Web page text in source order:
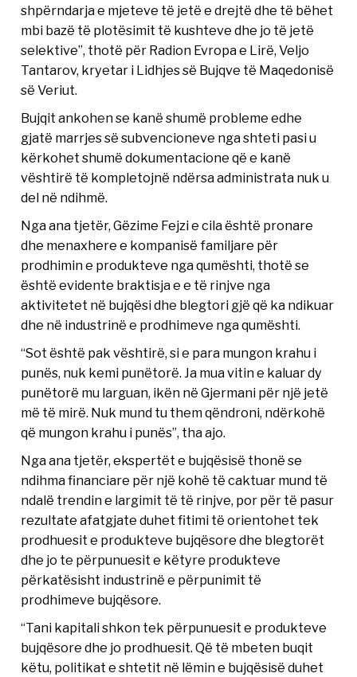
shpërndarja e mjeteve të jetë e drejtë dhe të bëhet
mbi bazë të plotësimit të kushteve dhe jo të jetë
selektive”, thotë për Radion Evropa e Lirë, Veljo
Tantarov, kryetar i Lidhjes së Bujqve të Maqedonisë
së Veriut.
Bujqit ankohen se kanë shumë probleme edhe
gjatë marrjes së subvencioneve nga shteti pasi u
kërkohet shumë dokumentacione që e kanë
vështirë të kompletojnë ndërsa administrata nuk u
del në ndihmë.
Nga ana tjetër, Gëzime Fejzi e cila është pronare
dhe menaxhere e kompanisë familjare për
prodhimin e produkteve nga qumështi, thotë se
është evidente braktisja e e të rinjve nga
aktivitetet në bujqësi dhe blegtori gjë që ka ndikuar
dhe në industrinë e prodhimeve nga qumështi.
“Sot është pak vështirë, si e para mungon krahu i
punës, nuk kemi punëtorë. Ja mua vitin e kaluar dy
punëtorë mu larguan, ikën në Gjermani për një jetë
më të mirë. Nuk mund tu them qëndroni, ndërkohë
që mungon krahu i punës”, tha ajo.
Nga ana tjetër, ekspertët e bujqësisë thonë se
ndihma financiare për një kohë të caktuar mund të
ndalë trendin e largimit të të rinjve, por për të pasur
rezultate afatgjate duhet fitimi të orientohet tek
prodhuesit e produkteve bujqësore dhe blegtorët
dhe jo te përpunuesit e këtyre produkteve
përkatësisht industrinë e përpunimit të
prodhimeve bujqësore.
“Tani kapitali shkon tek përpunuesit e produkteve
bujqësore dhe jo prodhuesit. Që të mbeten buqit
këtu, politikat e shtetit në lëmin e bujqësisë duhet